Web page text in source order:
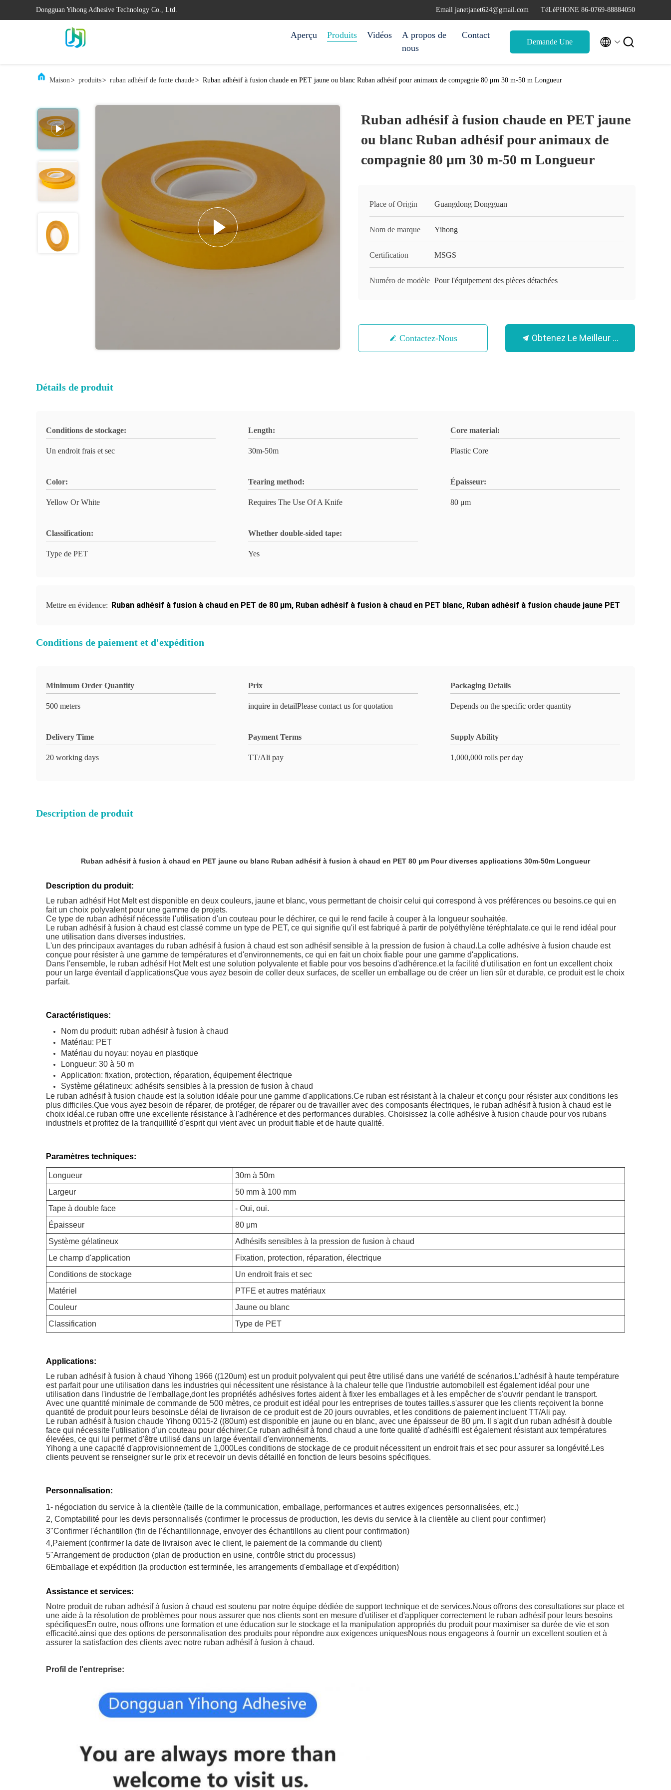
Dongguan Yihong Adhesive Technology Co., Ltd. Email janetjanet624@gmail.com TéLéPHONE 86-0769-88884050
Aperçu Produits Vidéos
A propos de
nous
Contact
Demande Une  
Maison> produits> ruban adhésif de fonte chaude> Ruban adhésif à fusion chaude en PET jaune ou blanc Ruban adhésif pour animaux de compagnie 80 μm 30 m-50 m Longueur
Ruban adhésif à fusion chaude en PET jaune
ou blanc Ruban adhésif pour animaux de
compagnie 80 μm 30 m-50 m Longueur
Place of Origin Guangdong Dongguan
Nom de marque Yihong
Certification MSGS
Numéro de modèle Pour l'équipement des pièces détachées
Contactez-Nous Obtenez Le Meilleur Prix
Détails de produit
Conditions de stockage:
Un endroit frais et sec
Length:
30m-50m
Core material:
Plastic Core
Color:
Yellow Or White
Tearing method:
Requires The Use Of A Knife
Épaisseur:
80 μm
Classification:
Type de PET
Whether double-sided tape:
Yes
Mettre en évidence: Ruban adhésif à fusion à chaud en PET de 80 μm, Ruban adhésif à fusion à chaud en PET blanc, Ruban adhésif à fusion chaude jaune PET
Conditions de paiement et d'expédition
Minimum Order Quantity
500 meters
Prix
inquire in detailPlease contact us for quotation
Packaging Details
Depends on the specific order quantity
Delivery Time
20 working days
Payment Terms
TT/Ali pay
Supply Ability
1,000,000 rolls per day
Description de produit
Ruban adhésif à fusion à chaud en PET jaune ou blanc Ruban adhésif à fusion à chaud en PET 80 μm Pour diverses applications 30m-50m Longueur
Description du produit:
Le ruban adhésif Hot Melt est disponible en deux couleurs, jaune et blanc, vous permettant de choisir celui qui correspond à vos préférences ou besoins.ce qui en
fait un choix polyvalent pour une gamme de projets.
Ce type de ruban adhésif nécessite l'utilisation d'un couteau pour le déchirer, ce qui le rend facile à couper à la longueur souhaitée.
Le ruban adhésif à fusion à chaud est classé comme un type de PET, ce qui signifie qu'il est fabriqué à partir de polyéthylène téréphtalate.ce qui le rend idéal pour
une utilisation dans diverses industries.
L'un des principaux avantages du ruban adhésif à fusion à chaud est son adhésif sensible à la pression de fusion à chaud.La colle adhésive à fusion chaude est
conçue pour résister à une gamme de températures et d'environnements, ce qui en fait un choix fiable pour une gamme d'applications.
Dans l'ensemble, le ruban adhésif Hot Melt est une solution polyvalente et fiable pour vos besoins d'adhérence.et la facilité d'utilisation en font un excellent choix
pour un large éventail d'applicationsQue vous ayez besoin de coller deux surfaces, de sceller un emballage ou de créer un lien sûr et durable, ce produit est le choix
parfait.
Caractéristiques:
Nom du produit: ruban adhésif à fusion à chaud
Matériau: PET
Matériau du noyau: noyau en plastique
Longueur: 30 à 50 m
Application: fixation, protection, réparation, équipement électrique
Système gélatineux: adhésifs sensibles à la pression de fusion à chaud
Le ruban adhésif à fusion chaude est la solution idéale pour une gamme d'applications.Ce ruban est résistant à la chaleur et conçu pour résister aux conditions les
plus difficiles.Que vous ayez besoin de réparer, de protéger, de réparer ou de travailler avec des composants électriques, le ruban adhésif à fusion à chaud est le
choix idéal.ce ruban offre une excellente résistance à l'adhérence et des performances durables. Choisissez la colle adhésive à fusion chaude pour vos rubans
industriels et profitez de la tranquillité d'esprit qui vient avec un produit fiable et de haute qualité.
Paramètres techniques:
Longueur
30m à 50m
Largeur
50 mm à 100 mm
Tape à double face
- Oui, oui.
Épaisseur
80 μm
Système gélatineux
Adhésifs sensibles à la pression de fusion à chaud
Le champ d'application
Fixation, protection, réparation, électrique
Conditions de stockage
Un endroit frais et sec
Matériel
PTFE et autres matériaux
Couleur
Jaune ou blanc
Classification
Type de PET
Applications:
Le ruban adhésif à fusion à chaud Yihong 1966 ((120um) est un produit polyvalent qui peut être utilisé dans une variété de scénarios.L'adhésif à haute température
est parfait pour une utilisation dans les industries qui nécessitent une résistance à la chaleur telle que l'industrie automobileIl est également idéal pour une
utilisation dans l'industrie de l'emballage,dont les propriétés adhésives fortes aident à fixer les emballages et à les empêcher de s'ouvrir pendant le transport.
Avec une quantité minimale de commande de 500 mètres, ce produit est idéal pour les entreprises de toutes tailles.s'assurer que les clients reçoivent la bonne
quantité de produit pour leurs besoinsLe délai de livraison de ce produit est de 20 jours ouvrables, et les conditions de paiement incluent TT/Ali pay.
Le ruban adhésif à fusion chaude Yihong 0015-2 ((80um) est disponible en jaune ou en blanc, avec une épaisseur de 80 μm. Il s'agit d'un ruban adhésif à double
face qui nécessite l'utilisation d'un couteau pour déchirer.Ce ruban adhésif à fond chaud a une forte qualité d'adhésifIl est également résistant aux températures
élevées, ce qui lui permet d'être utilisé dans un large éventail d'environnements.
Yihong a une capacité d'approvisionnement de 1,000Les conditions de stockage de ce produit nécessitent un endroit frais et sec pour assurer sa longévité.Les
clients peuvent se renseigner sur le prix et recevoir un devis détaillé en fonction de leurs besoins spécifiques.
Personnalisation:
1- négociation du service à la clientèle (taille de la communication, emballage, performances et autres exigences personnalisées, etc.)
2, Comptabilité pour les devis personnalisés (confirmer le processus de production, les devis du service à la clientèle au client pour confirmer)
3"Confirmer l'échantillon (fin de l'échantillonnage, envoyer des échantillons au client pour confirmation)
4,Paiement (confirmer la date de livraison avec le client, le paiement de la commande du client)
5"Arrangement de production (plan de production en usine, contrôle strict du processus)
6Emballage et expédition (la production est terminée, les arrangements d'emballage et d'expédition)
Assistance et services:
Notre produit de ruban adhésif à fusion à chaud est soutenu par notre équipe dédiée de support technique et de services.Nous offrons des consultations sur place et
une aide à la résolution de problèmes pour nous assurer que nos clients sont en mesure d'utiliser et d'appliquer correctement le ruban adhésif pour leurs besoins
spécifiquesEn outre, nous offrons une formation et une éducation sur le stockage et la manipulation appropriés du produit pour maximiser sa durée de vie et son
efficacité.ainsi que des options de personnalisation des produits pour répondre aux exigences uniquesNous nous engageons à fournir un excellent soutien et à
assurer la satisfaction des clients avec notre ruban adhésif à fusion à chaud.
Profil de l'entreprise: